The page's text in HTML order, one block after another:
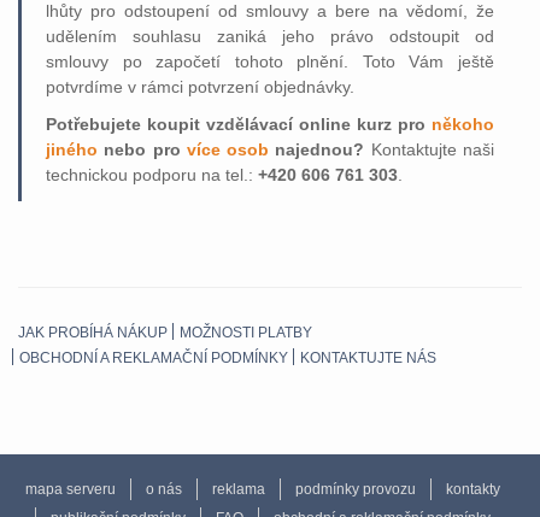
lhůty pro odstoupení od smlouvy a bere na vědomí, že
udělením souhlasu zaniká jeho právo odstoupit od
smlouvy po započetí tohoto plnění. Toto Vám ještě
potvrdíme v rámci potvrzení objednávky.
Potřebujete koupit vzdělávací online kurz pro někoho
jiného nebo pro více osob najednou? Kontaktujte naši
technickou podporu na tel.: +420 606 761 303
JAK PROBÍHÁ NÁKUP
MOŽNOSTI PLATBY
OBCHODNÍ A REKLAMAČNÍ PODMÍNKY
KONTAKTUJTE NÁS
mapa serveru o nás reklama podmínky provozu
kontakty